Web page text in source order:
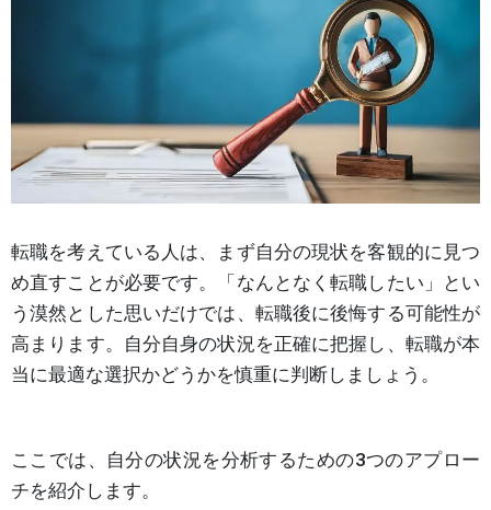
転職を考えている人は、まず自分の現状を客観的に見つ
め直すことが必要です。「なんとなく転職したい」とい
う漠然とした思いだけでは、転職後に後悔する可能性が
高まります。自分自身の状況を正確に把握し、転職が本
当に最適な選択かどうかを慎重に判断しましょう。
ここでは、自分の状況を分析するための3つのアプロー
チを紹介します。